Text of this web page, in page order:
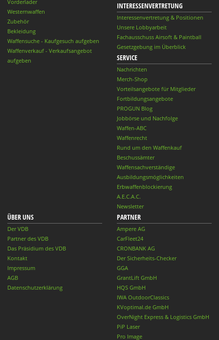
Vorderlader
Westernwaffen
Zubehör
Bekleidung
Waffensuche - Kaufgesuch aufgeben
Waffenverkauf - Verkaufsangebot
aufgeben
INTERESSENVERTRETUNG
Interessenvertretung & Positionen
Unsere Lobbyarbeit
Fachausschuss Airsoft & Paintball
Gesetzgebung im Überblick
SERVICE
Nachrichten
Merch-Shop
Vorteilsangebote für Mitglieder
Fortbildungsangebote
PROGUN Blog
Jobbörse und Nachfolge
Waffen-ABC
Waffenrecht
Rund um den Waffenkauf
Beschussämter
Waffensachverständige
Ausbildungsmöglichkeiten
Erbwaffenblockierung
A.E.C.A.C.
Newsletter
ÜBER UNS
Der VDB
Partner des VDB
Das Präsidium des VDB
Kontakt
Impressum
AGB
Datenschutzerklärung
PARTNER
Ampere AG
CarFleet24
CRONBANK AG
Der Sicherheits-Checker
GGA
GrantLift GmbH
HQS GmbH
IWA OutdoorClassics
KVoptimal.de GmbH
OverNight Express & Logistics GmbH
PiP Laser
Pro Image